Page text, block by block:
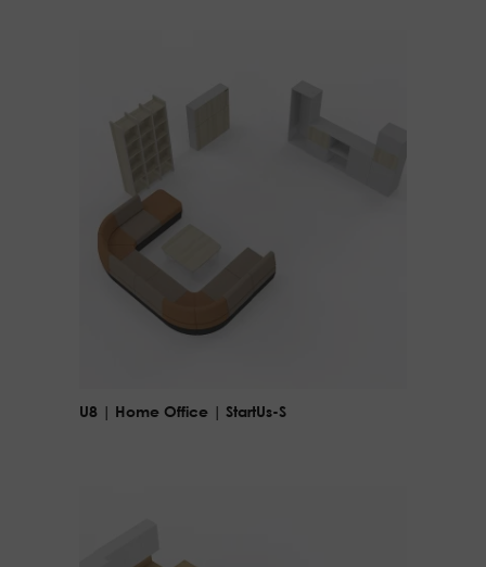
U8 | Home Office | StartUs-S